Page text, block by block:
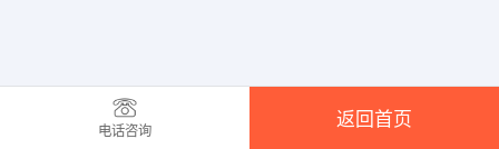
电话咨询
返回首页